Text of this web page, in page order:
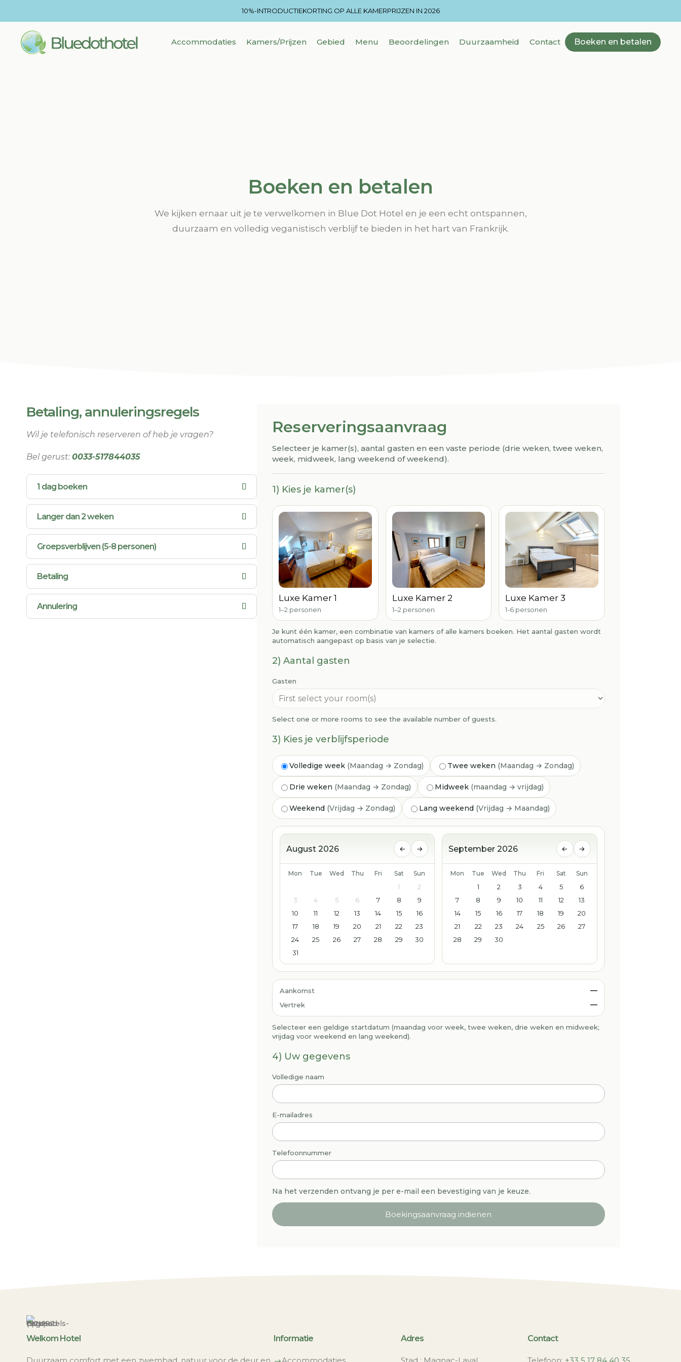
10%-INTRODUCTIEKORTING OP ALLE KAMERPRIJZEN IN 2026
Accommodaties Kamers/Prijzen Gebied Menu Beoordelingen Duurzaamheid Contact Boeken en betalen
Boeken en betalen
We kijken ernaar uit je te verwelkomen in Blue Dot Hotel en je een echt ontspannen,
duurzaam en volledig veganistisch verblijf te bieden in het hart van Frankrijk.
Betaling, annuleringsregels
Wil je telefonisch reserveren of heb je vragen?
Bel gerust: 0033-517844035
1 dag boeken
Langer dan 2 weken
Groepsverblijven (5-8 personen)
Betaling
Annulering
Reserveringsaanvraag
Selecteer je kamer(s), aantal gasten en een vaste periode (drie weken, twee weken,
week, midweek, lang weekend of weekend).
1) Kies je kamer(s)
Luxe Kamer 1
1–2 personen
Luxe Kamer 2
1–2 personen
Luxe Kamer 3
1-6 personen
Je kunt één kamer, een combinatie van kamers of alle kamers boeken. Het aantal gasten wordt
automatisch aangepast op basis van je selectie.
2) Aantal gasten
Gasten
Select one or more rooms to see the available number of guests.
3) Kies je verblijfsperiode
Volledige week (Maandag → Zondag) Twee weken (Maandag → Zondag)
Drie weken (Maandag → Zondag) Midweek (maandag → vrijdag)
Weekend (Vrijdag → Zondag) Lang weekend (Vrijdag → Maandag)
August 2026 ← →
Mon Tue Wed Thu Fri Sat Sun
1
2
3
4 5 6 7 8
9
10
11 12 13 14 15
16
17
18 19 20 21 22
23
24
25 26 27 28 29
30
31
September 2026 ← →
Mon Tue Wed Thu Fri Sat Sun
1 2 3 4 5
6
7
8 9 10 11 12
13
14
15 16 17 18 19
20
21
22 23 24 25 26
27
28
29 30
Aankomst —
Vertrek —
Selecteer een geldige startdatum (maandag voor week, twee weken, drie weken en midweek;
vrijdag voor weekend en lang weekend).
4) Uw gegevens
Volledige naam
E-mailadres
Telefoonnummer
Na het verzenden ontvang je per e-mail een bevestiging van je keuze.
Boekingsaanvraag indienen
Welkom Hotel Informatie Adres Contact